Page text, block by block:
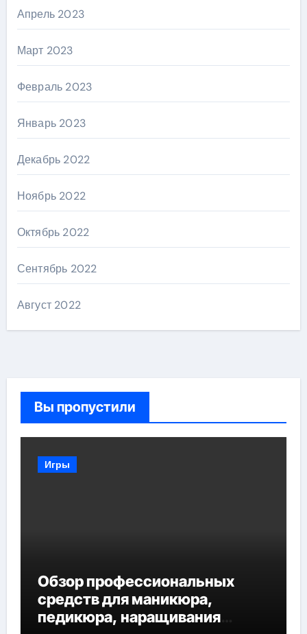
Апрель 2023
Март 2023
Февраль 2023
Январь 2023
Декабрь 2022
Ноябрь 2022
Октябрь 2022
Сентябрь 2022
Август 2022
Вы пропустили
Игры
Обзор профессиональных
средств для маникюра,
педикюра, наращивания